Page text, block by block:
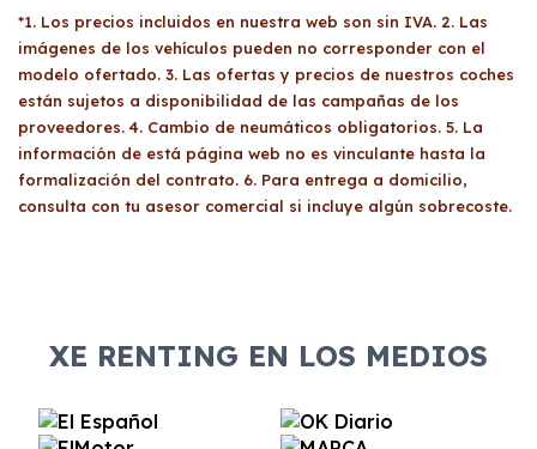
*1. Los precios incluidos en nuestra web son sin IVA. 2. Las
imágenes de los vehículos pueden no corresponder con el
modelo ofertado. 3. Las ofertas y precios de nuestros coches
están sujetos a disponibilidad de las campañas de los
proveedores. 4. Cambio de neumáticos obligatorios. 5. La
información de está página web no es vinculante hasta la
formalización del contrato. 6. Para entrega a domicilio,
consulta con tu asesor comercial si incluye algún sobrecoste.
XE RENTING EN LOS MEDIOS